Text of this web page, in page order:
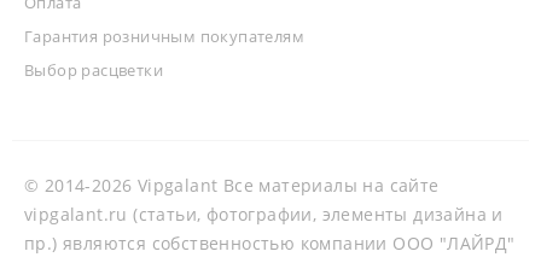
Гарантия розничным покупателям
Выбор расцветки
© 2014-2026 Vipgalant Все материалы на сайте
vipgalant.ru (статьи, фотографии, элементы дизайна и
пр.) являются собственностью компании ООО "ЛАЙРД"